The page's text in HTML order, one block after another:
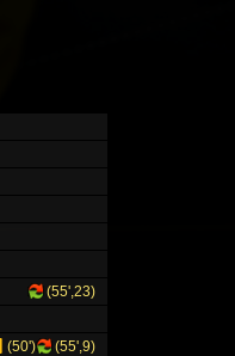
(55',23)
(55',9)
(50')